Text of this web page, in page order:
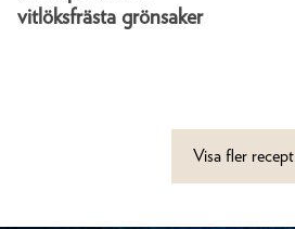
vitlöksfrästa grönsaker
Visa fler recept